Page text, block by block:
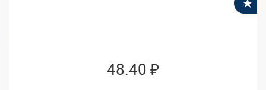
48.40 ₽